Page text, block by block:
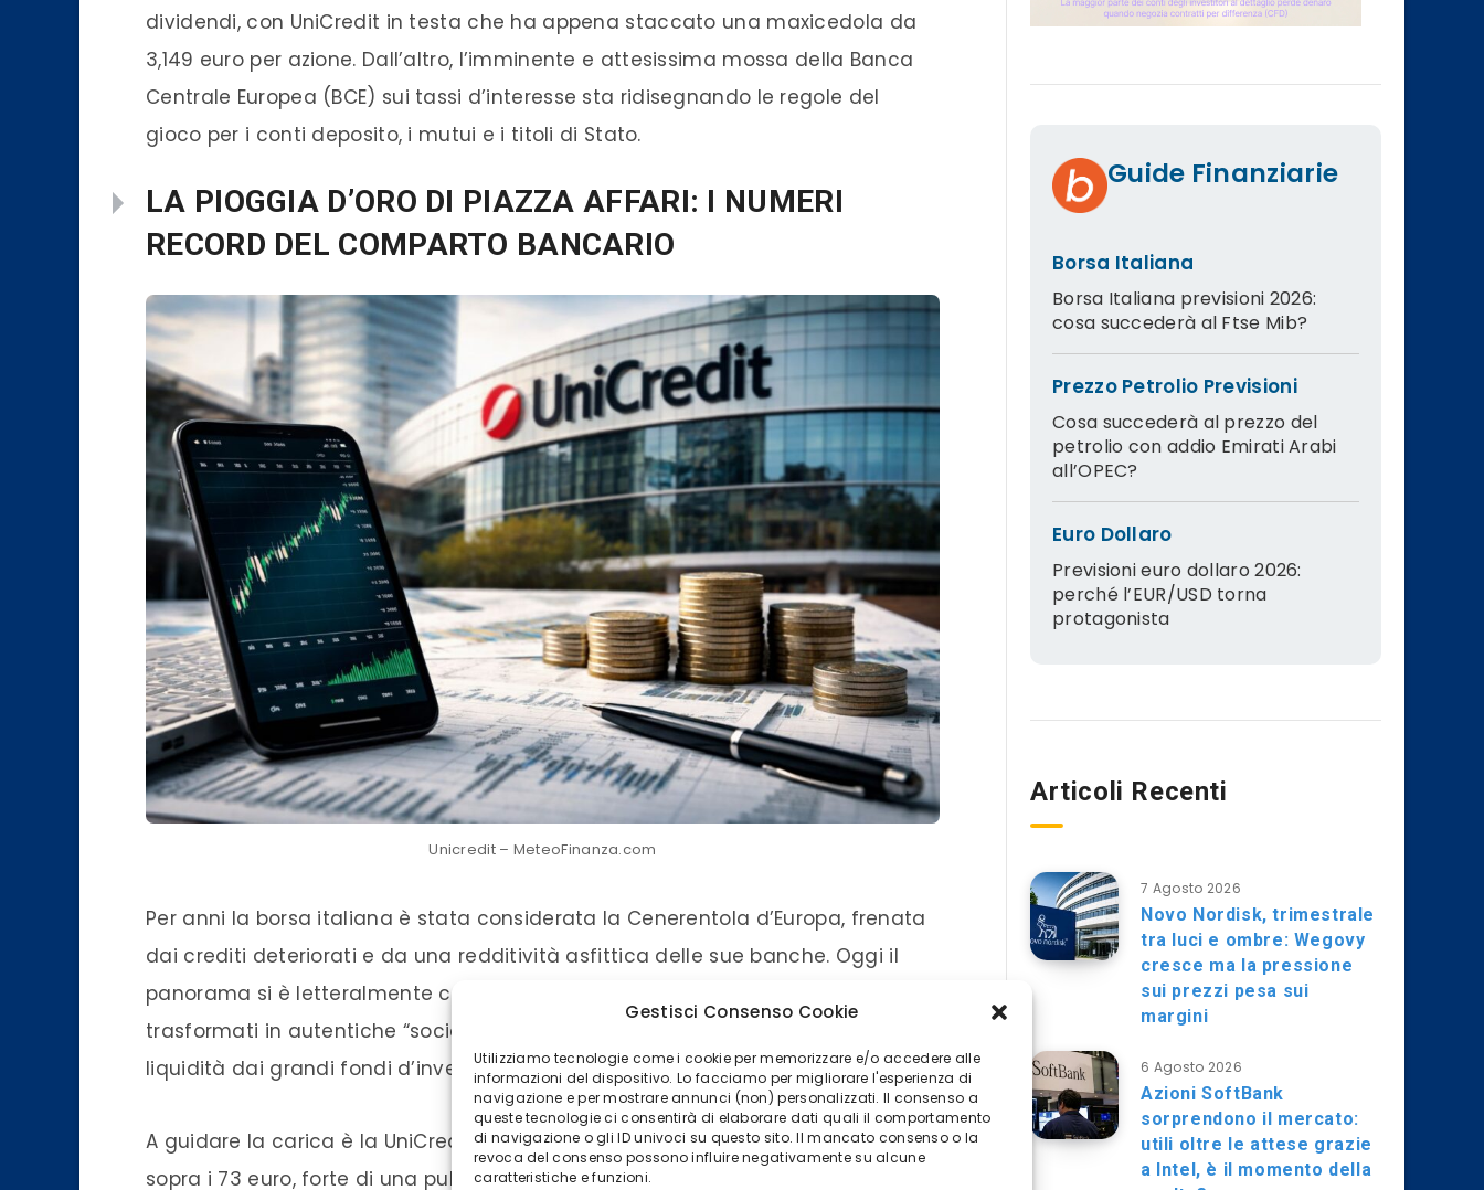
Gestisci Consenso Cookie
Utilizziamo tecnologie come i cookie per memorizzare e/o accedere alle
informazioni del dispositivo. Lo facciamo per migliorare l'esperienza di
navigazione e per mostrare annunci (non) personalizzati. Il consenso a
queste tecnologie ci consentirà di elaborare dati quali il comportamento
di navigazione o gli ID univoci su questo sito. Il mancato consenso o la
revoca del consenso possono influire negativamente su alcune
caratteristiche e funzioni.
dividendi, con UniCredit in testa che ha appena staccato una maxicedola da
3,149 euro per azione. Dall’altro, l’imminente e attesissima mossa della Banca
Centrale Europea (BCE) sui tassi d’interesse sta ridisegnando le regole del
gioco per i conti deposito, i mutui e i titoli di Stato.
LA PIOGGIA D’ORO DI PIAZZA AFFARI: I NUMERI
RECORD DEL COMPARTO BANCARIO
Unicredit – MeteoFinanza.com
Per anni la borsa italiana è stata considerata la Cenerentola d’Europa, frenata
dai crediti deteriorati e da una redditività asfittica delle sue banche. Oggi il
panorama si è letteralmente capovolto. I colossi del credito italiano si sono
trasformati in autentiche “società di crescita”, capaci di attirare fiumi di
liquidità dai grandi fondi d’investimento di Londra e New York.
A guidare la carica è la UniCredit di Andrea Orcel. Il titolo viaggia stabilmente
sopra i 73 euro, forte di una pulizia di bilancio senza precedenti e di un piano di
Guide Finanziarie
Borsa Italiana
Borsa Italiana previsioni 2026:
cosa succederà al Ftse Mib?
Prezzo Petrolio Previsioni
Cosa succederà al prezzo del
petrolio con addio Emirati Arabi
all’OPEC?
Euro Dollaro
Previsioni euro dollaro 2026:
perché l’EUR/USD torna
protagonista
Articoli Recenti
7 Agosto 2026
Novo Nordisk, trimestrale
tra luci e ombre: Wegovy
cresce ma la pressione
sui prezzi pesa sui
margini
6 Agosto 2026
Azioni SoftBank
sorprendono il mercato:
utili oltre le attese grazie
a Intel, è il momento della